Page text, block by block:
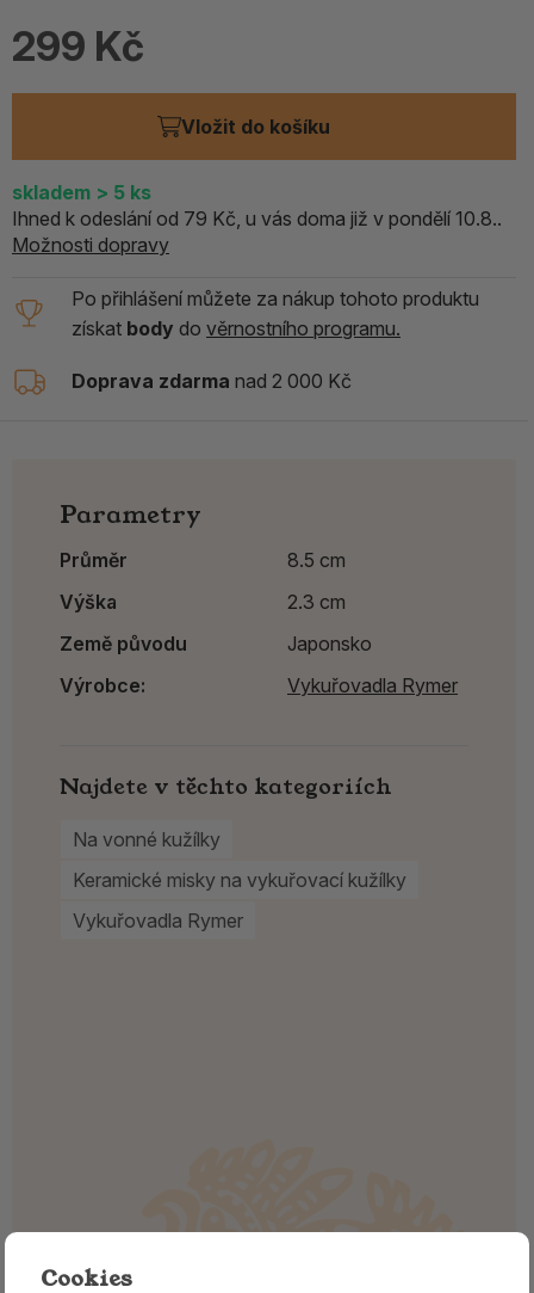
299 Kč
Vložit do košíku
skladem > 5 ks
Ihned k odeslání od 79 Kč, u vás doma již v pondělí 10.8..
Možnosti dopravy
Po přihlášení můžete za nákup tohoto produktu
získat body do věrnostního programu.
Doprava zdarma nad 2 000 Kč
Parametry
Průměr
8.5 cm
Výška
2.3 cm
Země původu
Japonsko
Výrobce:
Vykuřovadla Rymer
Najdete v těchto kategoriích
Na vonné kužílky
Keramické misky na vykuřovací kužílky
Vykuřovadla Rymer
Cookies